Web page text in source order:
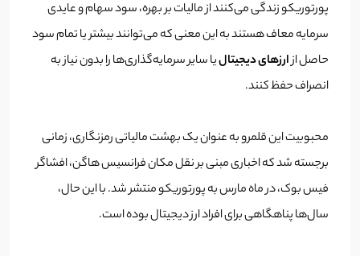
پورتوریکو زندگی می‌کنند از مالیات بر بهره، سود سهام و عایدی
سرمایه معاف هستند به این معنی که می‌توانند بیشتر یا تمام سود
حاصل ازارزهای دیجیتالیا سایر سرمایه‌گذاری‌ها را بدون نیاز به
انصراف حفظ کنند.
محبوبیت این قلمرو به عنوان یک بهشت ​​مالیاتی رمزنگاری، زمانی
برجسته شد که اخباری مبنی بر نقل مکان فرانسیس هاگن، افشاگر
فیس بوک، در ماه مارس به پورتوریکو منتشر شد. با این حال،
سال‌ها پناهگاهی برای افراد ارز دیجیتال بوده است.